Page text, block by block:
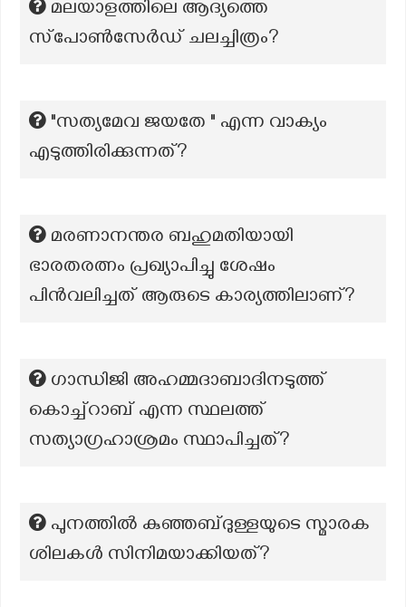
മലയാളത്തിലെ ആദ്യത്തെ
സ്‌പോൺസേർഡ് ചലച്ചിത്രം?
"സത്യമേവ ജയതേ " എന്ന വാക്യം
എടുത്തിരിക്കുന്നത്?
മരണാനന്തര ബഹുമതിയായി
ഭാരതരത്നം പ്രഖ്യാപിച്ചു ശേഷം
പിൻവലിച്ചത് ആരുടെ കാര്യത്തിലാണ്?
ഗാന്ധിജി അഹമ്മദാബാദിനടുത്ത്
കൊച്ച്റാബ് എന്ന സ്ഥലത്ത്
സത്യാഗ്രഹാശ്രമം സ്ഥാപിച്ചത്?
പുനത്തില്‍ കുഞ്ഞബ്ദുള്ളയുടെ സ്മാരക
ശിലകള്‍ സിനിമയാക്കിയത്?